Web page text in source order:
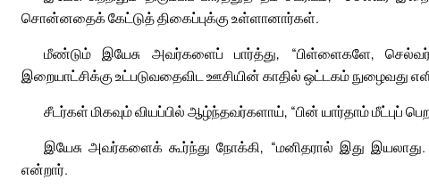
சொன்னதைக் கேட்டுத் திகைப்புக்கு உள்ளானார்கள்.
மீண்டும் இயேசு அவர்களைப் பார்த்து, “பிள்ளைகளே,
இறையாட்சிக்கு உட்படுவதைவிட ஊசியின் காதில் ஒட்டகம் நுழைவது
சீடர்கள் மிகவும் வியப்பில் ஆழ்ந்தவர்களாய், “பின் யார்தாம் மீட்புப்
இயேசு அவர்களைக் கூர்ந்து நோக்கி, “மனிதரால் இது
என்றார்.